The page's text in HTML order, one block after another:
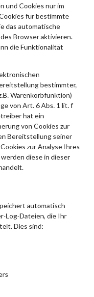
und Cookies nur im
für bestimmte
das automatische
Browser aktivieren.
die Funktionalität
bestimmter,
Warenkorbfunktion)
von Art. 6 Abs. 1 lit. f
hat ein
von Cookies zur
Bereitstellung seiner
zur Analyse Ihres
diese in dieser
automatisch
Log-Dateien, die Ihr
Dies sind: